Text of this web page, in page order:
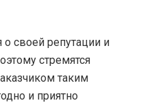
о своей репутации и
стремятся
таким
и приятно